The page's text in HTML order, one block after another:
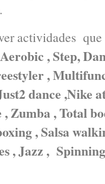
actividades
Aerobic , Step,
,
dance ,Nike
, Zumba , Total
, Salsa
, Jazz , Spinning